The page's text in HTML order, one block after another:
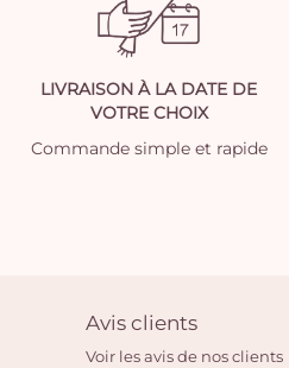
LIVRAISON À LA DATE DE
VOTRE CHOIX
Commande simple et rapide
Avis clients
Voir les avis de nos clients